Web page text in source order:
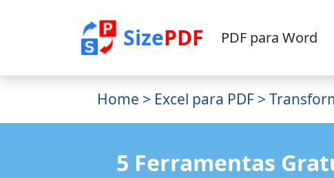
SizePDF PDF para Word
Home > Excel para PDF >
5 Ferramentas